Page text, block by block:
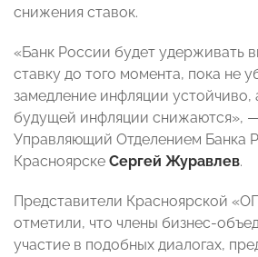
снижения ставок.
«Банк России будет удерживать
ставку до того момента, пока не
замедление инфляции
будущей инфляции снижаются»,
Управляющий Отделением Банка
Красноярске Сергей Журавлев.
Представители Красноярской
отметили, что члены бизнес-
участие в подобных диалогах,